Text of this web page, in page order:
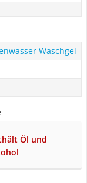
Waschgel
Öl und